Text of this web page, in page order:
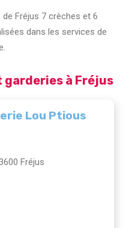
Fréjus 7 crèches et 6
dans les services de
garderies à Fréjus
Lou Ptious
Fréjus